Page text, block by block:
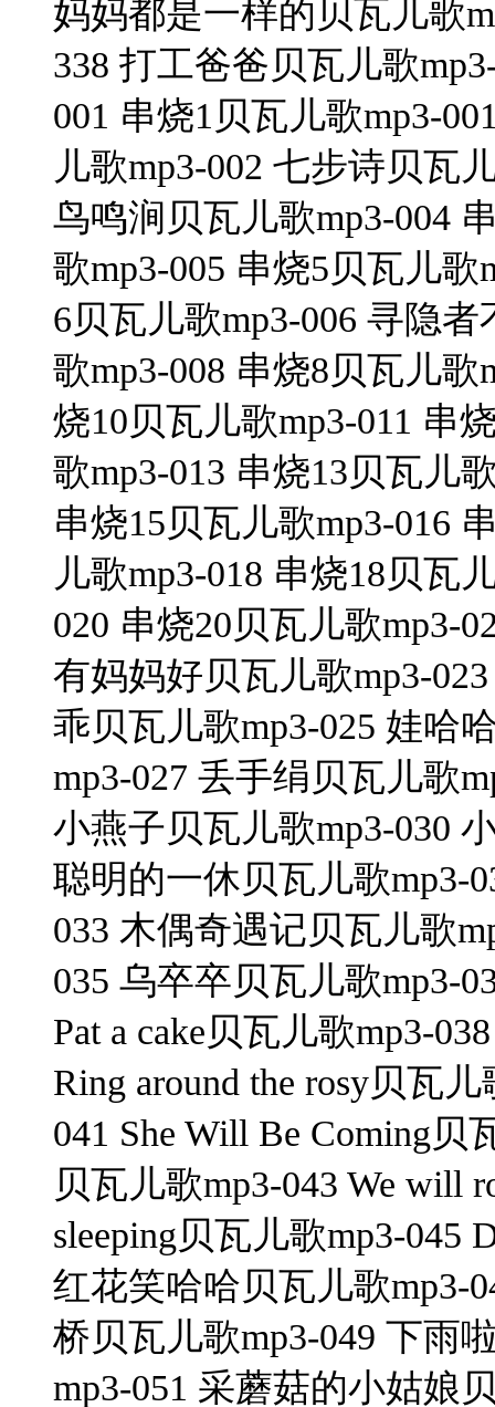
妈妈都是一样的贝瓦儿歌
338 打工爸爸贝瓦儿歌
001 串烧1贝瓦儿歌mp3-
儿歌mp3-002 七步诗贝瓦
鸟鸣涧贝瓦儿歌mp3-004
歌mp3-005 串烧5贝瓦儿歌
6贝瓦儿歌mp3-006 寻隐
歌mp3-008 串烧8贝瓦儿歌
烧10贝瓦儿歌mp3-011 串
歌mp3-013 串烧13贝瓦儿
串烧15贝瓦儿歌mp3-016
儿歌mp3-018 串烧18贝瓦
020 串烧20贝瓦儿歌mp3-
有妈妈好贝瓦儿歌mp3-
乖贝瓦儿歌mp3-025 娃哈
mp3-027 丢手绢贝瓦儿歌
小燕子贝瓦儿歌mp3-030
聪明的一休贝瓦儿歌mp3-
033 木偶奇遇记贝瓦儿歌
035 乌卒卒贝瓦儿歌mp3-
Pat a cake贝瓦儿歌mp3-
Ring around the rosy贝瓦
041 She Will Be Coming贝
贝瓦儿歌mp3-043 We will
sleeping贝瓦儿歌mp3-045
红花笑哈哈贝瓦儿歌mp3-
桥贝瓦儿歌mp3-049 下雨
mp3-051 采蘑菇的小姑娘